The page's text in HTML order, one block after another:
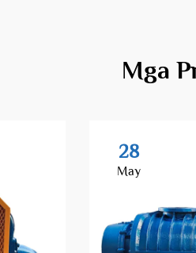
Mga
28
May